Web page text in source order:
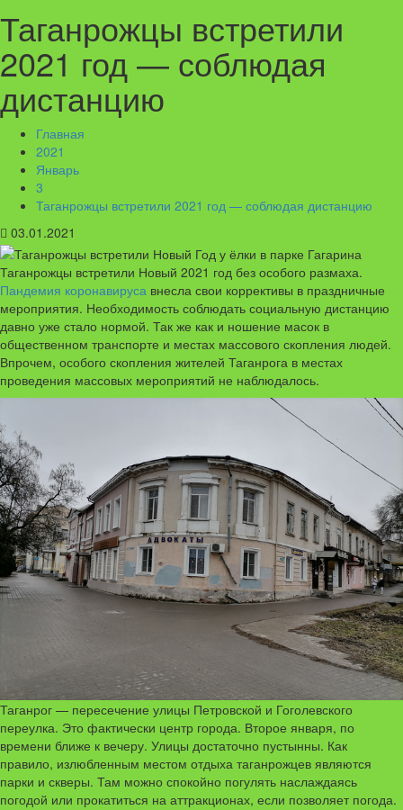
Таганрожцы встретили
2021 год — соблюдая
дистанцию
Главная
2021
Январь
3
Таганрожцы встретили 2021 год — соблюдая дистанцию
03.01.2021
Таганрожцы встретили Новый 2021 год без особого размаха.
Пандемия коронавируса внесла свои коррективы в праздничные
мероприятия. Необходимость соблюдать социальную дистанцию
давно уже стало нормой. Так же как и ношение масок в
общественном транспорте и местах массового скопления людей.
Впрочем, особого скопления жителей Таганрога в местах
проведения массовых мероприятий не наблюдалось.
Таганрог — пересечение улицы Петровской и Гоголевского
переулка. Это фактически центр города. Второе января, по
времени ближе к вечеру. Улицы достаточно пустынны. Как
правило, излюбленным местом отдыха таганрожцев являются
парки и скверы. Там можно спокойно погулять наслаждаясь
погодой или прокатиться на аттракционах, если позволяет погода.